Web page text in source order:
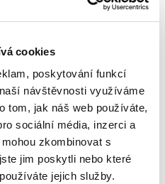
cookies
poskytování funkcí
návštěvnosti využíváme
tom, jak náš web používáte,
sociální média, inzerci a
zkombinovat s
jim poskytli nebo které
jejich služby.